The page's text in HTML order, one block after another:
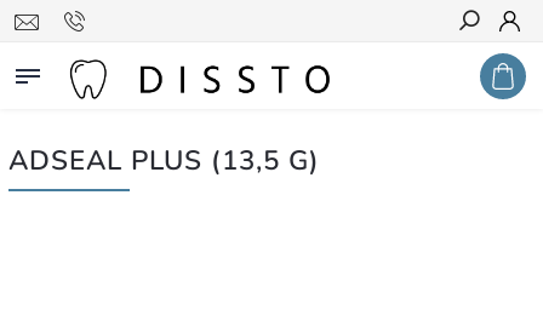
Hledat
ADSEAL PLUS (13,5 G)